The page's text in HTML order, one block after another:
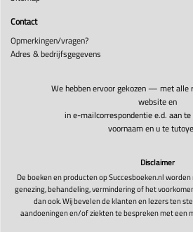
Contact
Opmerkingen/vragen?
Adres & bedrijfsgegevens
We hebben ervoor gekozen — met
website en
in e-mailcorrespondentie e.d. aan
voornaam en u te
Disclaimer
De boeken en producten op Succesboeken.nl
genezing, behandeling, vermindering of het
dan ook. Wij bevelen de klanten en lezers ten
aandoeningen en/of ziekten te bespreken met een